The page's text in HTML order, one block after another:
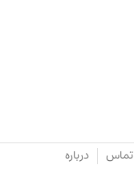
تماس درباره